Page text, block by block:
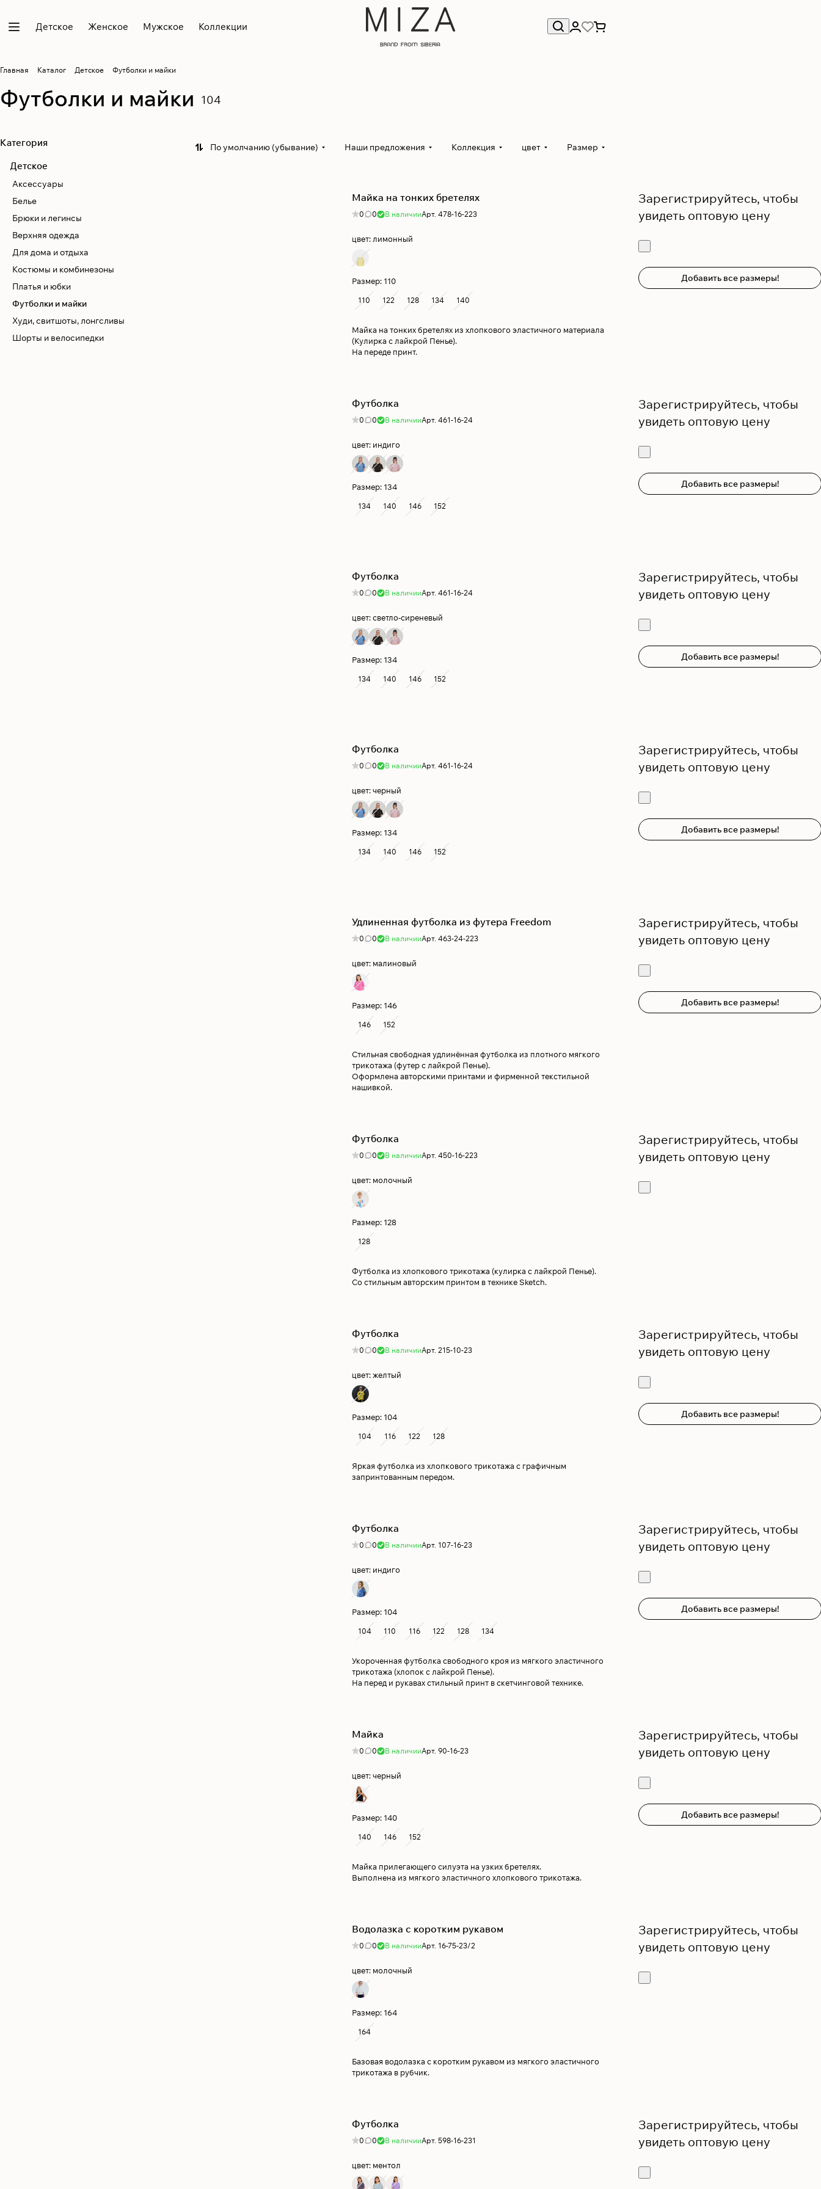
Детское Женское Мужское Коллекции
Главная Каталог Детское Футболки и майки
Футболки и майки 104
По умолчанию (убывание) Наши предложения Коллекция цвет Размер
Майка на тонких бретелях
0 0 В наличииАрт. 478-16-223
цвет: лимонный
Размер: 110
110 122 128 134 140
Майка на тонких бретелях из хлопкового эластичного материала
(Кулирка с лайкрой Пенье).
На переде принт.
Зарегистрируйтесь, чтобы
увидеть оптовую цену
Добавить все размеры!
Футболка
0 0 В наличииАрт. 461-16-24
цвет: индиго
Размер: 134
134 140 146 152
Зарегистрируйтесь, чтобы
увидеть оптовую цену
Добавить все размеры!
Футболка
0 0 В наличииАрт. 461-16-24
цвет:светло-сиреневый
Размер: 134
134 140 146 152
Зарегистрируйтесь, чтобы
увидеть оптовую цену
Добавить все размеры!
Футболка
0 0 В наличииАрт. 461-16-24
цвет:черный
Размер: 134
134 140 146 152
Зарегистрируйтесь, чтобы
увидеть оптовую цену
Добавить все размеры!
Удлиненная футболка из футера Freedom
0 0 В наличииАрт. 463-24-223
цвет: малиновый
Размер: 146
146 152
Стильная свободная удлинённая футболка из плотного мягкого
трикотажа (футер с лайкрой Пенье).
Оформлена авторскими принтами и фирменной текстильной
нашивкой.
Зарегистрируйтесь, чтобы
увидеть оптовую цену
Добавить все размеры!
Футболка
0 0 В наличииАрт. 450-16-223
цвет: молочный
Размер: 128
128
Футболка из хлопкового трикотажа (кулирка с лайкрой Пенье).
Со стильным авторским принтом в технике Sketch.
Зарегистрируйтесь, чтобы
увидеть оптовую цену
Футболка
0 0 В наличииАрт. 215-10-23
цвет:желтый
Размер: 104
104 116 122 128
Яркая футболка из хлопкового трикотажа с графичным
запринтованным передом.
Зарегистрируйтесь, чтобы
увидеть оптовую цену
Добавить все размеры!
Футболка
0 0 В наличииАрт. 107-16-23
цвет: индиго
Размер: 104
104 110 116 122 128 134
Укороченная футболка свободного кроя из мягкого эластичного
трикотажа (хлопок с лайкрой Пенье).
На перед и рукавах стильный принт в скетчинговой технике.
Зарегистрируйтесь, чтобы
увидеть оптовую цену
Добавить все размеры!
Майка
0 0 В наличииАрт. 90-16-23
цвет:черный
Размер: 140
140 146 152
Майка прилегающего силуэта на узких бретелях.
Выполнена из мягкого эластичного хлопкового трикотажа.
Зарегистрируйтесь, чтобы
увидеть оптовую цену
Добавить все размеры!
Водолазка с коротким рукавом
0 0 В наличииАрт. 16-75-23/2
цвет: молочный
Размер: 164
164
Базовая водолазка с коротким рукавом из мягкого эластичного
трикотажа в рубчик.
Зарегистрируйтесь, чтобы
увидеть оптовую цену
Футболка
0 0 В наличииАрт. 598-16-231
цвет: ментол
Зарегистрируйтесь, чтобы
увидеть оптовую цену
Категория
Детское
Аксессуары
Белье
Брюки и легинсы
Верхняя одежда
Для дома и отдыха
Костюмы и комбинезоны
Платья и юбки
Футболки и майки
Худи, свитшоты, лонгсливы
Шорты и велосипедки